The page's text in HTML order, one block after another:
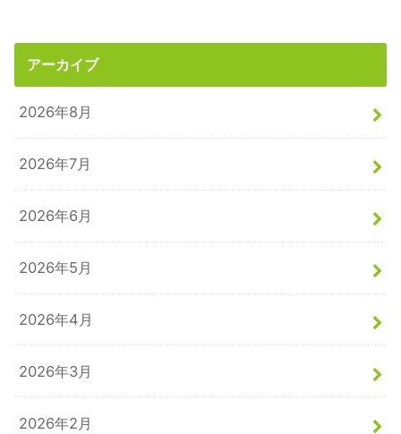
アーカイブ
2026年8月
2026年7月
2026年6月
2026年5月
2026年4月
2026年3月
2026年2月